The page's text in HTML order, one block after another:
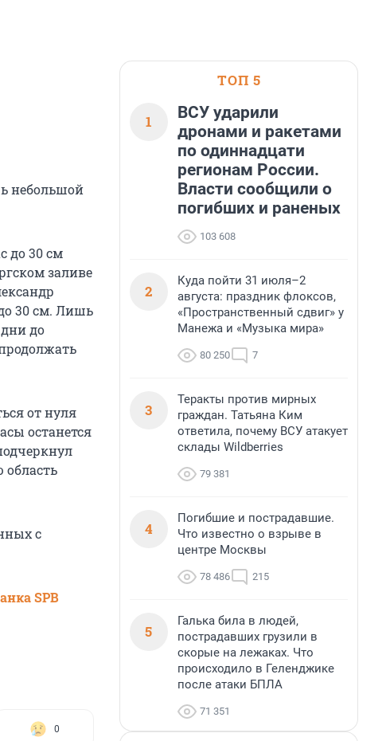
небольшой
до 30 см
заливе
30 см. Лишь
до
от нуля
останется
область
с
SPB
0
ТОП 5
1
ВСУ ударили
дронами и ракетами
по одиннадцати
регионам России.
Власти сообщили о
погибших и раненых
103 608
2
Куда пойти 31 июля–2
августа: праздник флоксов,
«Пространственный сдвиг» у
Манежа и «Музыка мира»
80 250 7
3
Теракты против мирных
граждан. Татьяна Ким
ответила, почему ВСУ атакует
склады Wildberries
79 381
4
Погибшие и пострадавшие.
Что известно о взрыве в
центре Москвы
78 486 215
5
Галька била в людей,
пострадавших грузили в
скорые на лежаках. Что
происходило в Геленджике
после атаки БПЛА
71 351